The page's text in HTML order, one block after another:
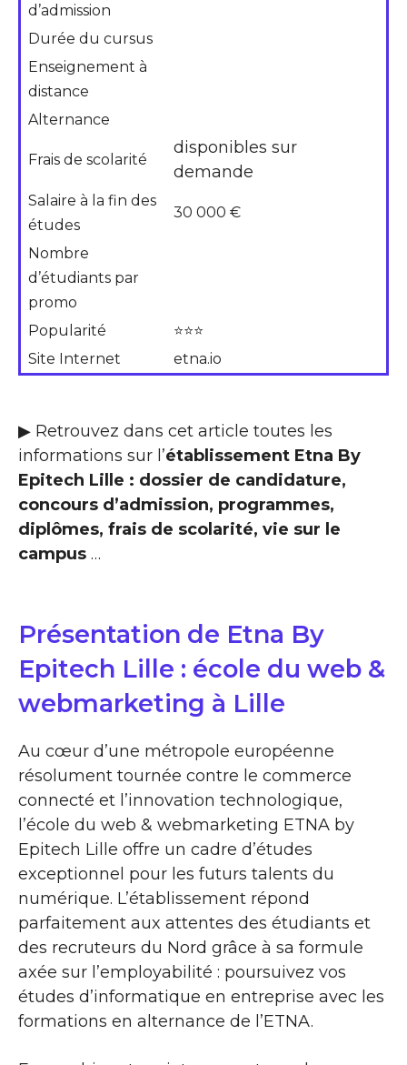
d’admission
Durée du cursus
Enseignement à
distance
Alternance
Frais de scolarité
disponibles sur
demande
Salaire à la fin des
études
30 000 €
Nombre
d’étudiants par
promo
Popularité
⭐⭐⭐
Site Internet
etna.io
▶ Retrouvez dans cet article toutes les
informations sur l’établissement Etna By
Epitech Lille : dossier de candidature,
concours d’admission, programmes,
diplômes, frais de scolarité, vie sur le
campus …
Présentation de Etna By
Epitech Lille : école du web &
webmarketing à Lille
Au cœur d’une métropole européenne
résolument tournée contre le commerce
connecté et l’innovation technologique,
l’école du web & webmarketing ETNA by
Epitech Lille offre un cadre d’études
exceptionnel pour les futurs talents du
numérique. L’établissement répond
parfaitement aux attentes des étudiants et
des recruteurs du Nord grâce à sa formule
axée sur l’employabilité : poursuivez vos
études d’informatique en entreprise avec les
formations en alternance de l’ETNA.